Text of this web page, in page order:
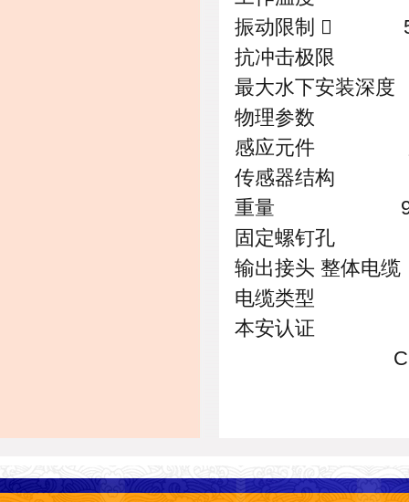
振动限制 
抗冲击极限
最大水下安装深
物理参数
感应元件 压
传感器结构
重量 90
固定螺钉孔 1/
输出接头 整体电缆
电缆类型
本安认证 FM/
CENELEC